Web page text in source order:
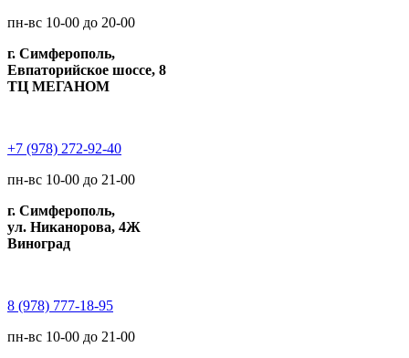
пн-вс 10-00 до 20-00
г. Симферополь,
Евпаторийское шоссе, 8
ТЦ МЕГАНОМ
+7 (978) 272-92-40
пн-вс 10-00 до 21-00
г. Симферополь,
ул. Никанорова, 4Ж
Виноград
8 (978) 777-18-95
пн-вс 10-00 до 21-00